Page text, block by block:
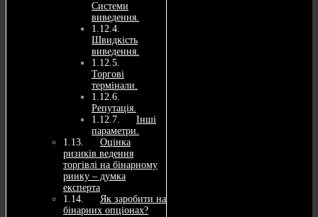
Системи
виведення.
Швидкість
виведення.
Торгові
термінали.
Репутація.
Інші
параметри.
Оцінка
ризиків ведення
торгівлі на бінарному
ринку – думка
експерта
Як заробити на
бінарних опціонах?